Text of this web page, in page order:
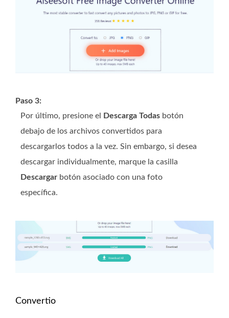
Paso 3:
Por último, presione el
Descarga Todas botón
debajo de los archivos convertidos para
descargarlos todos a la vez. Sin embargo, si desea
descargar individualmente, marque la casilla
Descargar botón asociado con una foto
específica.
Convertio